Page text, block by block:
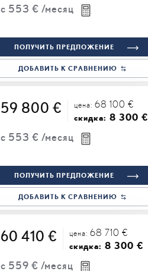
с 553 € /месяц
ПОЛУЧИТЬ ПРЕДЛОЖЕНИЕ
ДОБАВИТЬ К СРАВНЕНИЮ
59 800 € цена: 68 100 €
скидка: 8 300 €
с 553 € /месяц
ПОЛУЧИТЬ ПРЕДЛОЖЕНИЕ
ДОБАВИТЬ К СРАВНЕНИЮ
60 410 € цена: 68 710 €
скидка: 8 300 €
с 559 € /месяц